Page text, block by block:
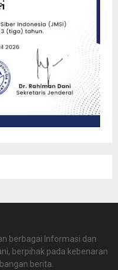
berbagai Informasi dan
berpihak pada kebenaran
berita.